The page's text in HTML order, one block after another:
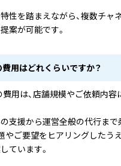
性を踏まえながら、複数チャ
案が可能です。
用はどれくらいですか？
用は、店舗規模やご依頼内容
支援から運営全般の代行まで
やご要望をヒアリングしたう
ています。